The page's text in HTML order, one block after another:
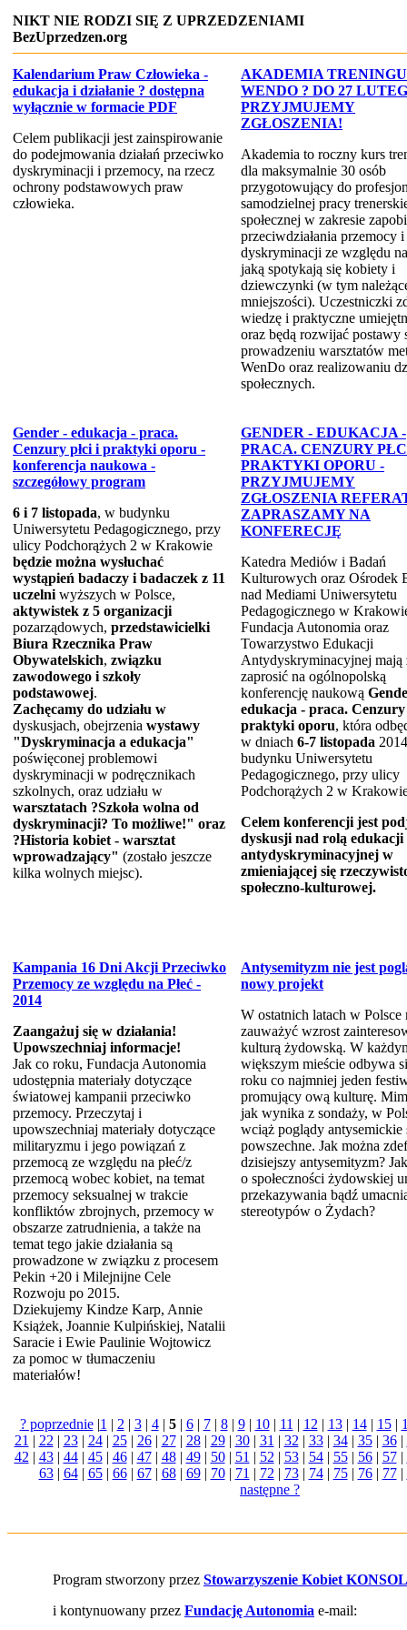
NIKT NIE RODZI SIĘ Z UPRZEDZENIAMI
BezUprzedzen.org
Kalendarium Praw Człowieka -
edukacja i działanie ? dostępna
wyłącznie w formacie PDF
Celem publikacji jest zainspirowanie
do podejmowania działań przeciwko
dyskryminacji i przemocy, na rzecz
ochrony podstawowych praw
człowieka.
AKADEMIA TRENINGU
WENDO ? DO 27
PRZYJMUJEMY
ZGŁOSZENIA!
Akademia to roczny kurs
dla maksymalnie 30 osób
przygotowujący do
samodzielnej pracy
społecznej w zakresie
przeciwdziałania przemocy i
dyskryminacji ze względu na
jaką spotykają się kobiety i
dziewczynki (w tym
mniejszości). Uczestniczki
wiedzę i praktyczne
oraz będą rozwijać postawy
prowadzeniu warsztatów
WenDo oraz realizowaniu
społecznych.
Gender - edukacja - praca.
Cenzury płci i praktyki oporu -
konferencja naukowa -
szczegółowy program
6 i 7 listopada, w budynku
Uniwersytetu Pedagogicznego, przy
ulicy Podchorążych 2 w Krakowie
będzie można wysłuchać
wystąpień badaczy i badaczek z 11
uczelni wyższych w Polsce,
aktywistek z 5 organizacji
pozarządowych, przedstawicielki
Biura Rzecznika Praw
Obywatelskich, związku
zawodowego i szkoły
podstawowej.
Zachęcamy do udziału w
dyskusjach, obejrzenia wystawy
"Dyskryminacja a edukacja"
poświęconej problemowi
dyskryminacji w podręcznikach
szkolnych, oraz udziału w
warsztatach ?Szkoła wolna od
dyskryminacji? To możliwe!" oraz
?Historia kobiet - warsztat
wprowadzający" (zostało jeszcze
kilka wolnych miejsc).
GENDER - EDUKACJA -
PRACA. CENZURY
PRAKTYKI OPORU -
PRZYJMUJEMY
ZGŁOSZENIA
ZAPRASZAMY NA
KONFERECJĘ
Katedra Mediów i Badań
Kulturowych oraz Ośrodek
nad Mediami Uniwersytetu
Pedagogicznego w
Fundacja Autonomia oraz
Towarzystwo Edukacji
Antydyskryminacyjnej mają
zaprosić na ogólnopolską
konferencję naukową
edukacja - praca. Cenzury
praktyki oporu, która
w dniach 6-7 listopada
budynku Uniwersytetu
Pedagogicznego, przy ulicy
Podchorążych 2 w
Celem konferencji jest
dyskusji nad rolą edukacji
antydyskryminacyjnej w
zmieniającej się
społeczno-kulturowej.
Kampania 16 Dni Akcji Przeciwko
Przemocy ze względu na Płeć -
2014
Zaangażuj się w działania!
Upowszechniaj informacje!
Jak co roku, Fundacja Autonomia
udostępnia materiały dotyczące
światowej kampanii przeciwko
przemocy. Przeczytaj i
upowszechniaj materiały dotyczące
militaryzmu i jego powiązań z
przemocą ze względu na płeć/z
przemocą wobec kobiet, na temat
przemocy seksualnej w trakcie
konfliktów zbrojnych, przemocy w
obszarze zatrudnienia, a także na
temat tego jakie działania są
prowadzone w związku z procesem
Pekin +20 i Milejnijne Cele
Rozwoju po 2015.
Dziekujemy Kindze Karp, Annie
Książek, Joannie Kulpińskiej, Natalii
Saracie i Ewie Paulinie Wojtowicz
za pomoc w tłumaczeniu
materiałów!
Antysemityzm nie jest
nowy projekt
W ostatnich latach w Polsce
zauważyć wzrost
kulturą żydowską. W
większym mieście odbywa
roku co najmniej jeden
promujący ową kulturę.
jak wynika z sondaży, w
wciąż poglądy antysemickie
powszechne. Jak można
dzisiejszy antysemityzm?
o społeczności żydowskiej
przekazywania bądź
stereotypów o Żydach?
? poprzednie |1 | 2 | 3 | 4 | 5 | 6 | 7 | 8 | 9 | 10 | 11 | 12 | 13 | 14 | 15 |
21 | 22 | 23 | 24 | 25 | 26 | 27 | 28 | 29 | 30 | 31 | 32 | 33 | 34 | 35 | 36 |
42 | 43 | 44 | 45 | 46 | 47 | 48 | 49 | 50 | 51 | 52 | 53 | 54 | 55 | 56 | 57 |
63 | 64 | 65 | 66 | 67 | 68 | 69 | 70 | 71 | 72 | 73 | 74 | 75 | 76 | 77 |
następne ?
Program stworzony przez Stowarzyszenie Kobiet
i kontynuowany przez Fundację Autonomia e-mail: